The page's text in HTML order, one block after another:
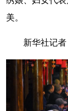
美。
新华社记